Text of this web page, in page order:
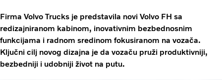
Firma Volvo Trucks je predstavila novi Volvo FH sa
redizajniranom kabinom, inovativnim bezbednosnim
funkcijama i radnom sredinom fokusiranom na vozača.
Ključni cilj novog dizajna je da vozaču pruži produktivniji,
bezbedniji i udobniji život na putu.